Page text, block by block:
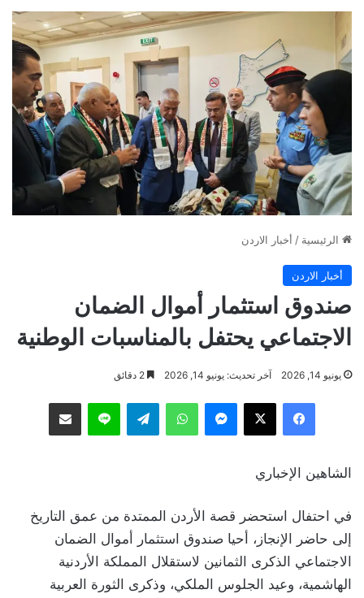
الرئيسية / أخبار الاردن
أخبار الاردن
صندوق استثمار أموال الضمان
الاجتماعي يحتفل بالمناسبات الوطنية
يونيو 14, 2026 آخر تحديث: يونيو 14, 2026
فيسبوك ‫X ماسنجر واتساب تيلقرام لاين مشاركة عبر البريد
الشاهين الإخباري
في احتفال استحضر قصة الأردن الممتدة من عمق التاريخ
إلى حاضر الإنجاز، أحيا صندوق استثمار أموال الضمان
الاجتماعي الذكرى الثمانين لاستقلال المملكة الأردنية
الهاشمية، وعيد الجلوس الملكي، وذكرى الثورة العربية